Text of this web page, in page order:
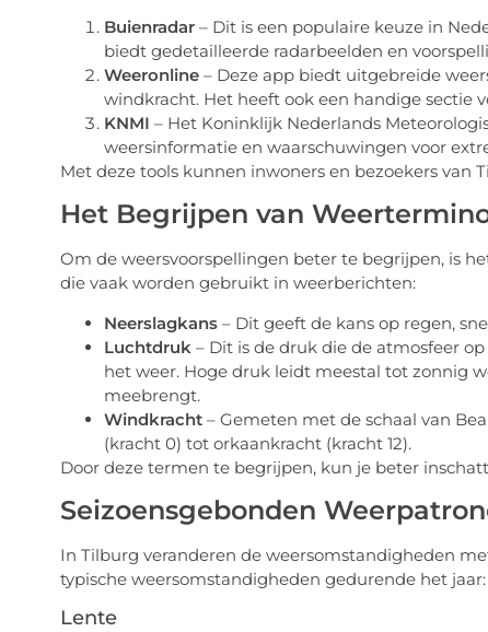
Buienradar– Dit is een populaire keuze in
biedt gedetailleerde radarbeelden en
Weeronline– Deze app biedt uitgebreide
windkracht. Het heeft ook een handige sectie
KNMI – Het Koninklijk Nederlands
weersinformatie en waarschuwingen voor
Met deze tools kunnen inwoners en bezoekers
Het Begrijpen van
Om de weersvoorspellingen beter te begrijpen, is
die vaak worden gebruikt in weerberichten:
Neerslagkans– Dit geeft de kans op regen,
Luchtdruk – Dit is de druk die de atmosfeer
het weer. Hoge druk leidt meestal tot zonnig
meebrengt.
Windkracht– Gemeten met de schaal van
(kracht 0) tot orkaankracht (kracht 12).
Door deze termen te begrijpen, kun je beter
Seizoensgebonden
In Tilburg veranderen de weersomstandigheden
typische weersomstandigheden gedurende het jaar:
Lente